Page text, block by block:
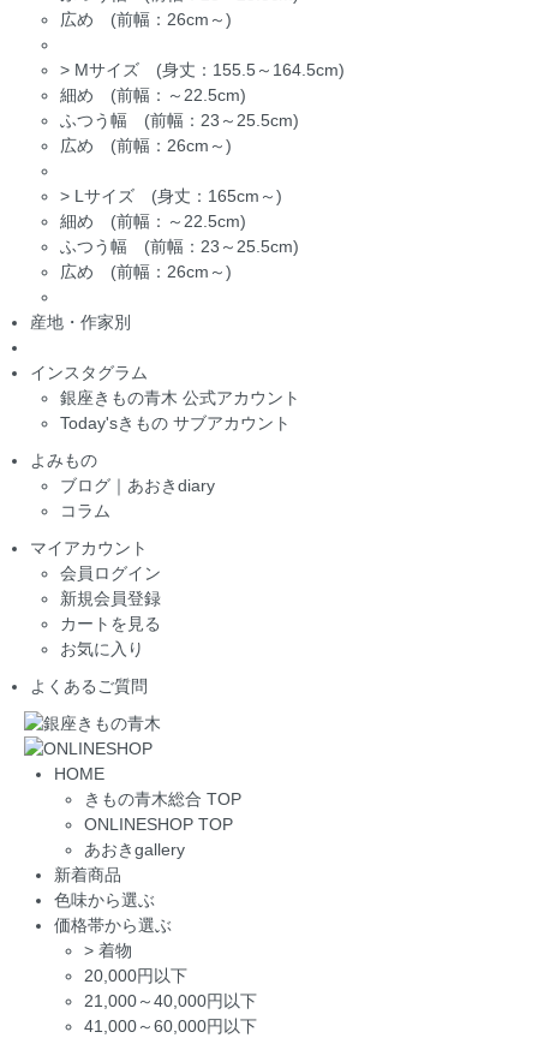
広め (前幅：26cm～)
> Mサイズ (身丈：155.5～164.5cm)
細め (前幅：～22.5cm)
ふつう幅 (前幅：23～25.5cm)
広め (前幅：26cm～)
> Lサイズ (身丈：165cm～)
細め (前幅：～22.5cm)
ふつう幅 (前幅：23～25.5cm)
広め (前幅：26cm～)
産地・作家別
インスタグラム
銀座きもの青木 公式アカウント
Today'sきもの サブアカウント
よみもの
ブログ｜あおきdiary
コラム
マイアカウント
会員ログイン
新規会員登録
カートを見る
お気に入り
よくあるご質問
HOME
きもの青木総合 TOP
ONLINESHOP TOP
あおきgallery
新着商品
色味から選ぶ
価格帯から選ぶ
> 着物
20,000円以下
21,000～40,000円以下
41,000～60,000円以下